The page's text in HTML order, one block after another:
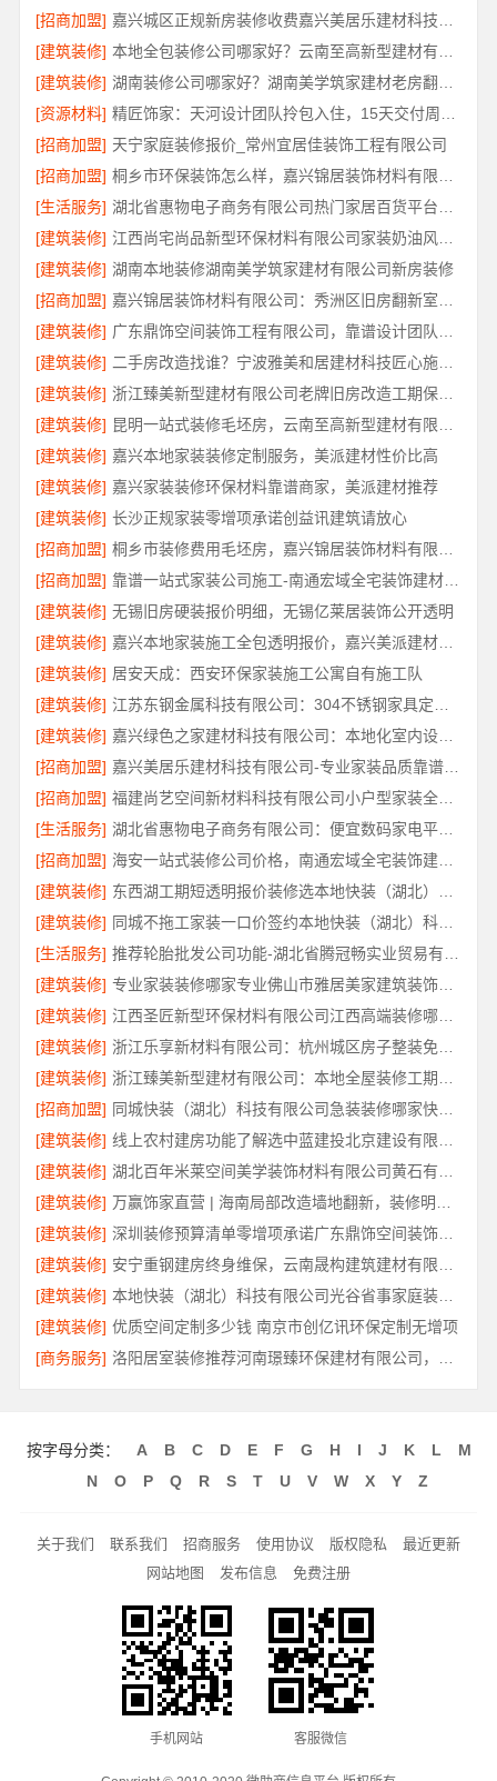
[招商加盟]
[建筑装修]
[建筑装修]
[资源材料]
[招商加盟] 天宁家庭装修报价_常州宜居佳装饰工程有限公司
[招商加盟]
[生活服务]
[建筑装修]
[建筑装修] 湖南本地装修湖南美学筑家建材有限公司新房装修
[招商加盟]
[建筑装修]
[建筑装修]
二手房改造找谁？宁波雅美和居建材科技匠心施工全托管
[建筑装修]
浙江臻美新型建材有限公司老牌旧房改造工期保障小户型
[建筑装修]
[建筑装修] 嘉兴本地家装装修定制服务，美派建材性价比高
[建筑装修] 嘉兴家装装修环保材料靠谱商家，美派建材推荐
[建筑装修] 长沙正规家装零增项承诺创益讯建筑请放心
[招商加盟]
[招商加盟]
靠谱一站式家装公司施工-南通宏域全宅装饰建材有限公司
[建筑装修] 无锡旧房硬装报价明细，无锡亿莱居装饰公开透明
[建筑装修]
嘉兴本地家装施工全包透明报价，嘉兴美派建材科技有限公司
[建筑装修] 居安天成：西安环保家装施工公寓自有施工队
[建筑装修]
[建筑装修]
嘉兴绿色之家建材科技有限公司：本地化室内设计团队省心优选
[招商加盟]
嘉兴美居乐建材科技有限公司-专业家装品质靠谱服务
[招商加盟]
福建尚艺空间新材料科技有限公司小户型家装全屋改造省心省力
[生活服务]
湖北省惠物电子商务有限公司：便宜数码家电平台好不好
[招商加盟]
海安一站式装修公司价格，南通宏域全宅装饰建材有限公司性价比
[建筑装修]
[建筑装修]
同城不拖工家装一口价签约本地快装（湖北）科技有限公司
[生活服务]
[建筑装修]
专业家装装修哪家专业佛山市雅居美家建筑装饰工程有限公司
[建筑装修]
江西圣匠新型环保材料有限公司江西高端装修哪家好
[建筑装修]
[建筑装修]
[招商加盟]
同城快装（湖北）科技有限公司急装装修哪家快品质施工
[建筑装修]
[建筑装修]
[建筑装修]
[建筑装修]
深圳装修预算清单零增项承诺广东鼎饰空间装饰工程有限公司
[建筑装修]
[建筑装修]
本地快装（湖北）科技有限公司光谷省事家庭装修婚房
[建筑装修] 优质空间定制多少钱 南京市创亿讯环保定制无增项
[商务服务]
按字母分类： A B C D E F G H I J K L
M
N
O P Q R S T U V W X Y Z
关于我们 联系我们 招商服务 使用协议 版权隐私
最近更新
网站地图
发布信息 免费注册
手机网站 客服微信